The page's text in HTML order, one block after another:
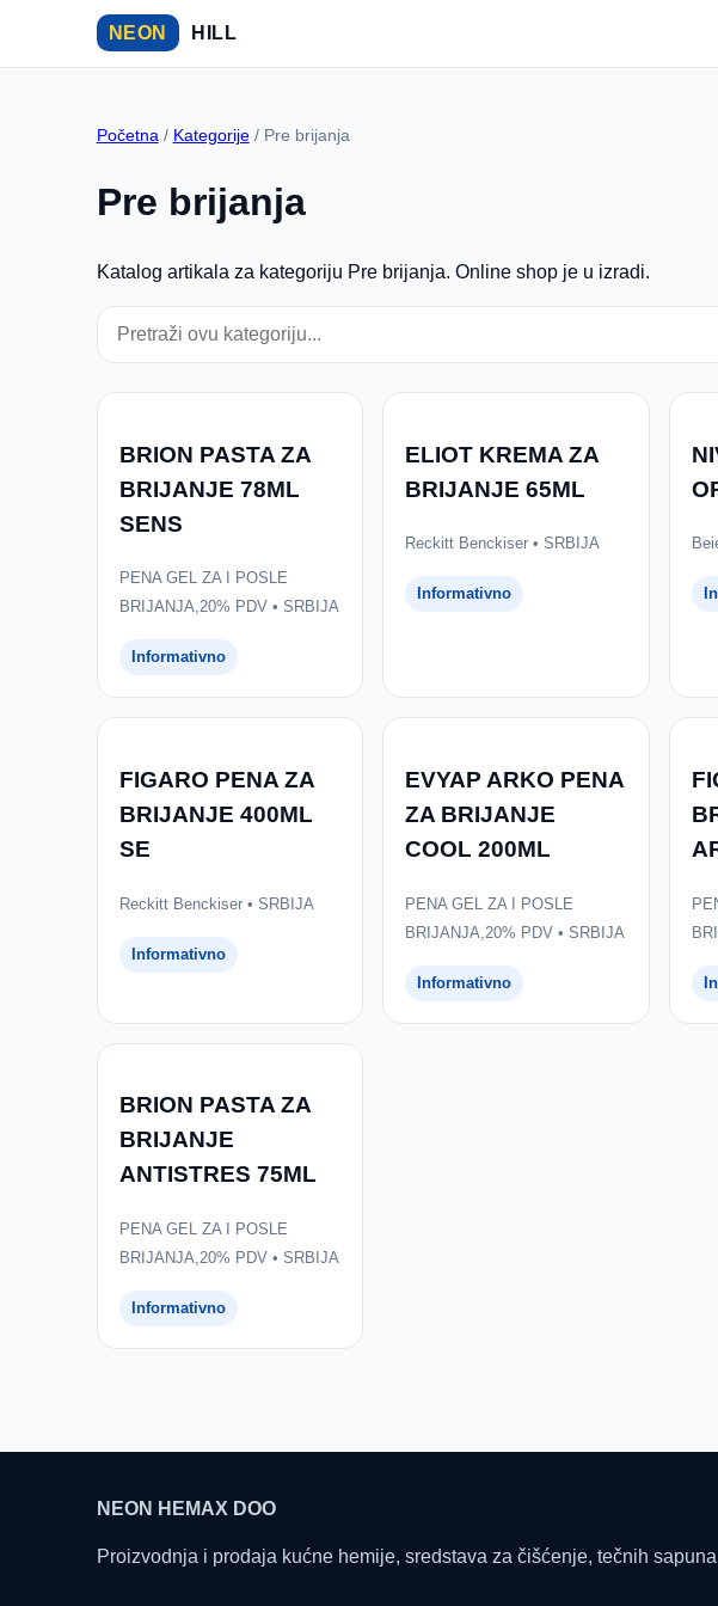
NEON HILL
Početna / Kategorije/ Pre brijanja
Pre brijanja
Katalog artikala za kategoriju Pre brijanja. Online shop je u izradi.
BRION PASTA ZA
BRIJANJE 78ML
SENS
PENA GEL ZA I POSLE
BRIJANJA,20% PDV • SRBIJA
Informativno
ELIOT KREMA ZA
BRIJANJE 65ML
Reckitt Benckiser • SRBIJA
Informativno
FIGARO PENA ZA
BRIJANJE 400ML
SE
Reckitt Benckiser • SRBIJA
Informativno
EVYAP ARKO PENA
ZA BRIJANJE
COOL 200ML
PENA GEL ZA I POSLE
BRIJANJA,20% PDV • SRBIJA
Informativno
BRION PASTA ZA
BRIJANJE
ANTISTRES 75ML
PENA GEL ZA I POSLE
BRIJANJA,20% PDV • SRBIJA
Informativno
NEON HEMAX DOO
Proizvodnja i prodaja kućne hemije, sredstava za čišćenje, tečnih